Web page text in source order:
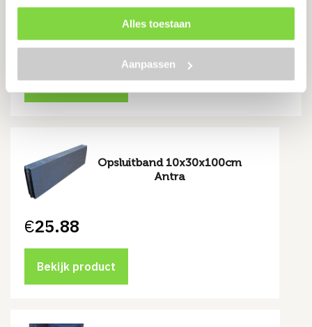
Alles toestaan
Aanpassen
€3.12
Bekijk product
Opsluitband 10x30x100cm
Antra
€25.88
Bekijk product